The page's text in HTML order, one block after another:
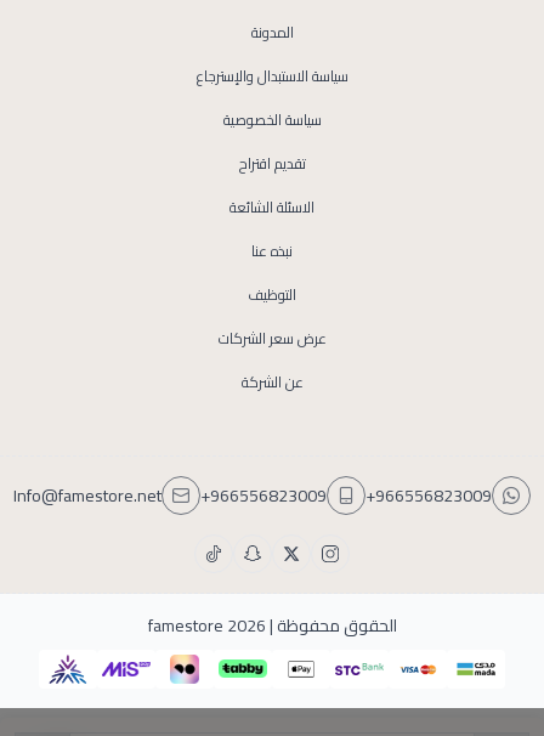
المدونة
سياسة الاستبدال والإسترجاع
سياسة الخصوصية
تقديم اقتراح
الاسئلة الشائعة
نبذه عنا
التوظيف
عرض سعر الشركات
عن الشركة
+966556823009
+966556823009
Info@famestore.net
الحقوق محفوظة | 2026 famestore